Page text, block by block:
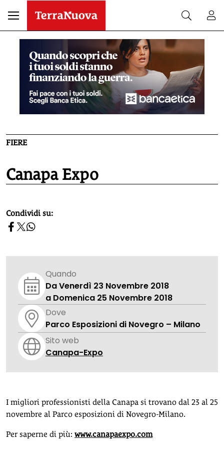
FIERE
Canapa Expo
homepage h2
Condividi su:
Quando
Da Venerdì 23 Novembre 2018
a Domenica 25 Novembre 2018
Dove
Parco Esposizioni di Novegro – Milano
Sito web
Canapa-Expo
I migliori professionisti della Canapa si trovano dal 23 al 25
novembre al Parco esposizioni di Novegro-Milano.
Per saperne di più: www.canapaexpo.com